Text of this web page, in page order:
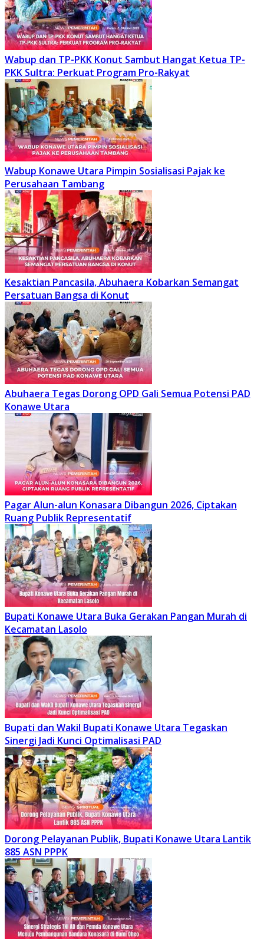
Wabup dan TP-PKK Konut Sambut Hangat Ketua TP-
PKK Sultra: Perkuat Program Pro-Rakyat
Wabup Konawe Utara Pimpin Sosialisasi Pajak ke
Perusahaan Tambang
Kesaktian Pancasila, Abuhaera Kobarkan Semangat
Persatuan Bangsa di Konut
Abuhaera Tegas Dorong OPD Gali Semua Potensi PAD
Konawe Utara
Pagar Alun-alun Konasara Dibangun 2026, Ciptakan
Ruang Publik Representatif
Bupati Konawe Utara Buka Gerakan Pangan Murah di
Kecamatan Lasolo
Bupati dan Wakil Bupati Konawe Utara Tegaskan
Sinergi Jadi Kunci Optimalisasi PAD
Dorong Pelayanan Publik, Bupati Konawe Utara Lantik
885 ASN PPPK